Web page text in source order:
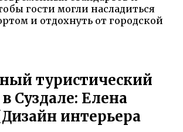
гости могли насладиться
и отдохнуть от городской
туристический
Суздале: Елена
интерьера